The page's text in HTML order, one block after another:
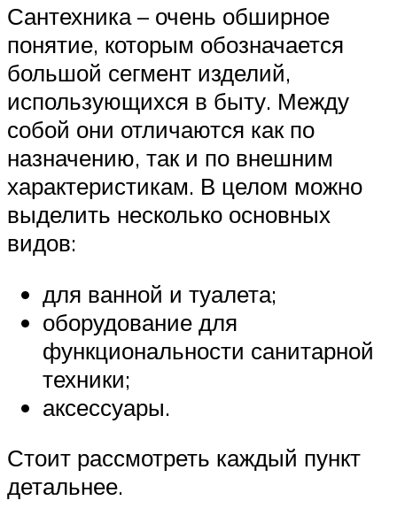
Сантехника – очень обширное
понятие, которым обозначается
большой сегмент изделий,
использующихся в быту. Между
собой они отличаются как по
назначению, так и по внешним
характеристикам. В целом можно
выделить несколько основных
видов:
для ванной и туалета;
оборудование для
функциональности санитарной
техники;
аксессуары.
Стоит рассмотреть каждый пункт
детальнее.